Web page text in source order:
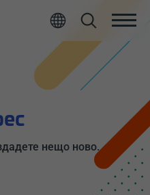
нещо ново.